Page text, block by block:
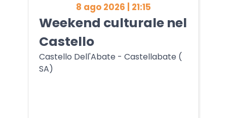
8 ago 2026 | 21:15
Weekend culturale nel
Castello
Castello Dell'Abate - Castellabate (
SA)